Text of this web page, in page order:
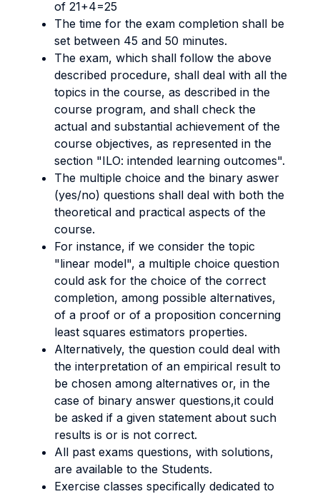
of 21+4=25
The time for the exam completion shall be
set between 45 and 50 minutes.
The exam, which shall follow the above
described procedure, shall deal with all the
topics in the course, as described in the
course program, and shall check the
actual and substantial achievement of the
course objectives, as represented in the
section "ILO: intended learning outcomes".
The multiple choice and the binary aswer
(yes/no) questions shall deal with both the
theoretical and practical aspects of the
course.
For instance, if we consider the topic
"linear model", a multiple choice question
could ask for the choice of the correct
completion, among possible alternatives,
of a proof or of a proposition concerning
least squares estimators properties.
Alternatively, the question could deal with
the interpretation of an empirical result to
be chosen among alternatives or, in the
case of binary answer questions,it could
be asked if a given statement about such
results is or is not correct.
All past exams questions, with solutions,
are available to the Students.
Exercise classes specifically dedicated to